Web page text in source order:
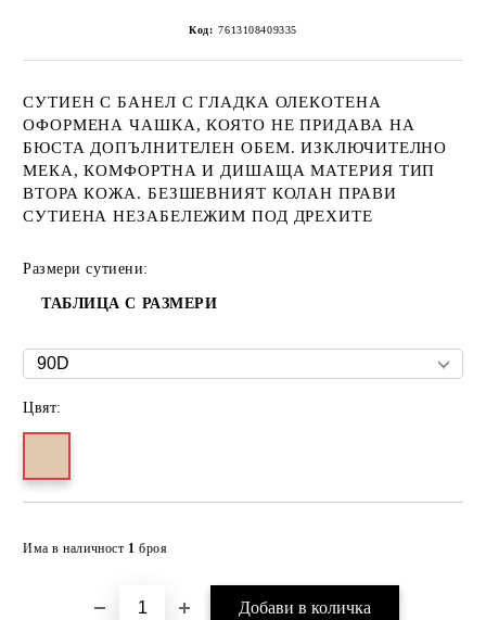
Код: 7613108409335
СУТИЕН С БАНЕЛ С ГЛАДКА ОЛЕКОТЕНА
ОФОРМЕНА ЧАШКА, КОЯТО НЕ ПРИДАВА НА
БЮСТА ДОПЪЛНИТЕЛЕН ОБЕМ. ИЗКЛЮЧИТЕЛНО
МЕКА, КОМФОРТНА И ДИШАЩА МАТЕРИЯ ТИП
ВТОРА КОЖА. БЕЗШЕВНИЯТ КОЛАН ПРАВИ
СУТИЕНА НЕЗАБЕЛЕЖИМ ПОД ДРЕХИТЕ
Размери сутиени:
ТАБЛИЦА С РАЗМЕРИ
Цвят:
Има в наличност 1 броя